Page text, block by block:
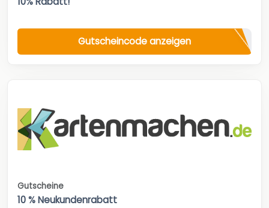
Gutscheincode anzeigen
Gutscheine
10 % Neukundenrabatt